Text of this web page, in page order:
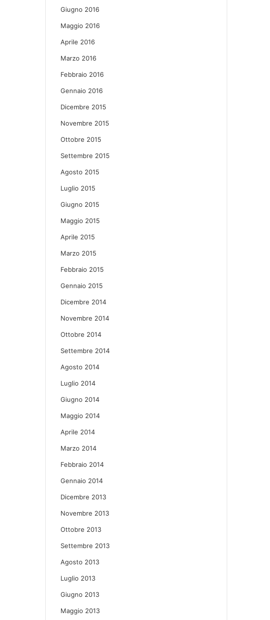
Giugno 2016
Maggio 2016
Aprile 2016
Marzo 2016
Febbraio 2016
Gennaio 2016
Dicembre 2015
Novembre 2015
Ottobre 2015
Settembre 2015
Agosto 2015
Luglio 2015
Giugno 2015
Maggio 2015
Aprile 2015
Marzo 2015
Febbraio 2015
Gennaio 2015
Dicembre 2014
Novembre 2014
Ottobre 2014
Settembre 2014
Agosto 2014
Luglio 2014
Giugno 2014
Maggio 2014
Aprile 2014
Marzo 2014
Febbraio 2014
Gennaio 2014
Dicembre 2013
Novembre 2013
Ottobre 2013
Settembre 2013
Agosto 2013
Luglio 2013
Giugno 2013
Maggio 2013